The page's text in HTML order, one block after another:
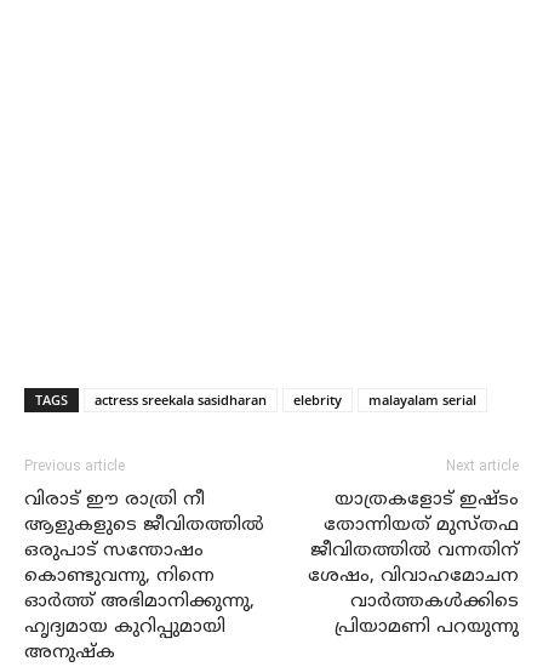
TAGS actress sreekala sasidharan elebrity malayalam serial
Previous article
വിരാട് ഈ രാത്രി നീ
ആളുകളുടെ ജീവിതത്തില്‍
ഒരുപാട് സന്തോഷം
കൊണ്ടുവന്നു, നിന്നെ
ഓര്‍ത്ത് അഭിമാനിക്കുന്നു,
ഹൃദ്യമായ കുറിപ്പുമായി
അനുഷ്‌ക
Next article
യാത്രകളോട് ഇഷ്ടം
തോന്നിയത് മുസ്തഫ
ജീവിതത്തില്‍ വന്നതിന്
ശേഷം, വിവാഹമോചന
വാര്‍ത്തകള്‍ക്കിടെ
പ്രിയാമണി പറയുന്നു